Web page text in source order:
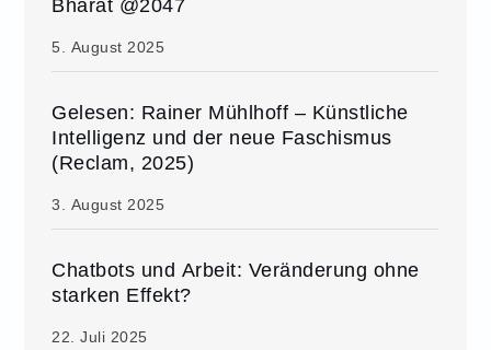
Bharat @2047
5. August 2025
Gelesen: Rainer Mühlhoff – Künstliche
Intelligenz und der neue Faschismus
(Reclam, 2025)
3. August 2025
Chatbots und Arbeit: Veränderung ohne
starken Effekt?
22. Juli 2025